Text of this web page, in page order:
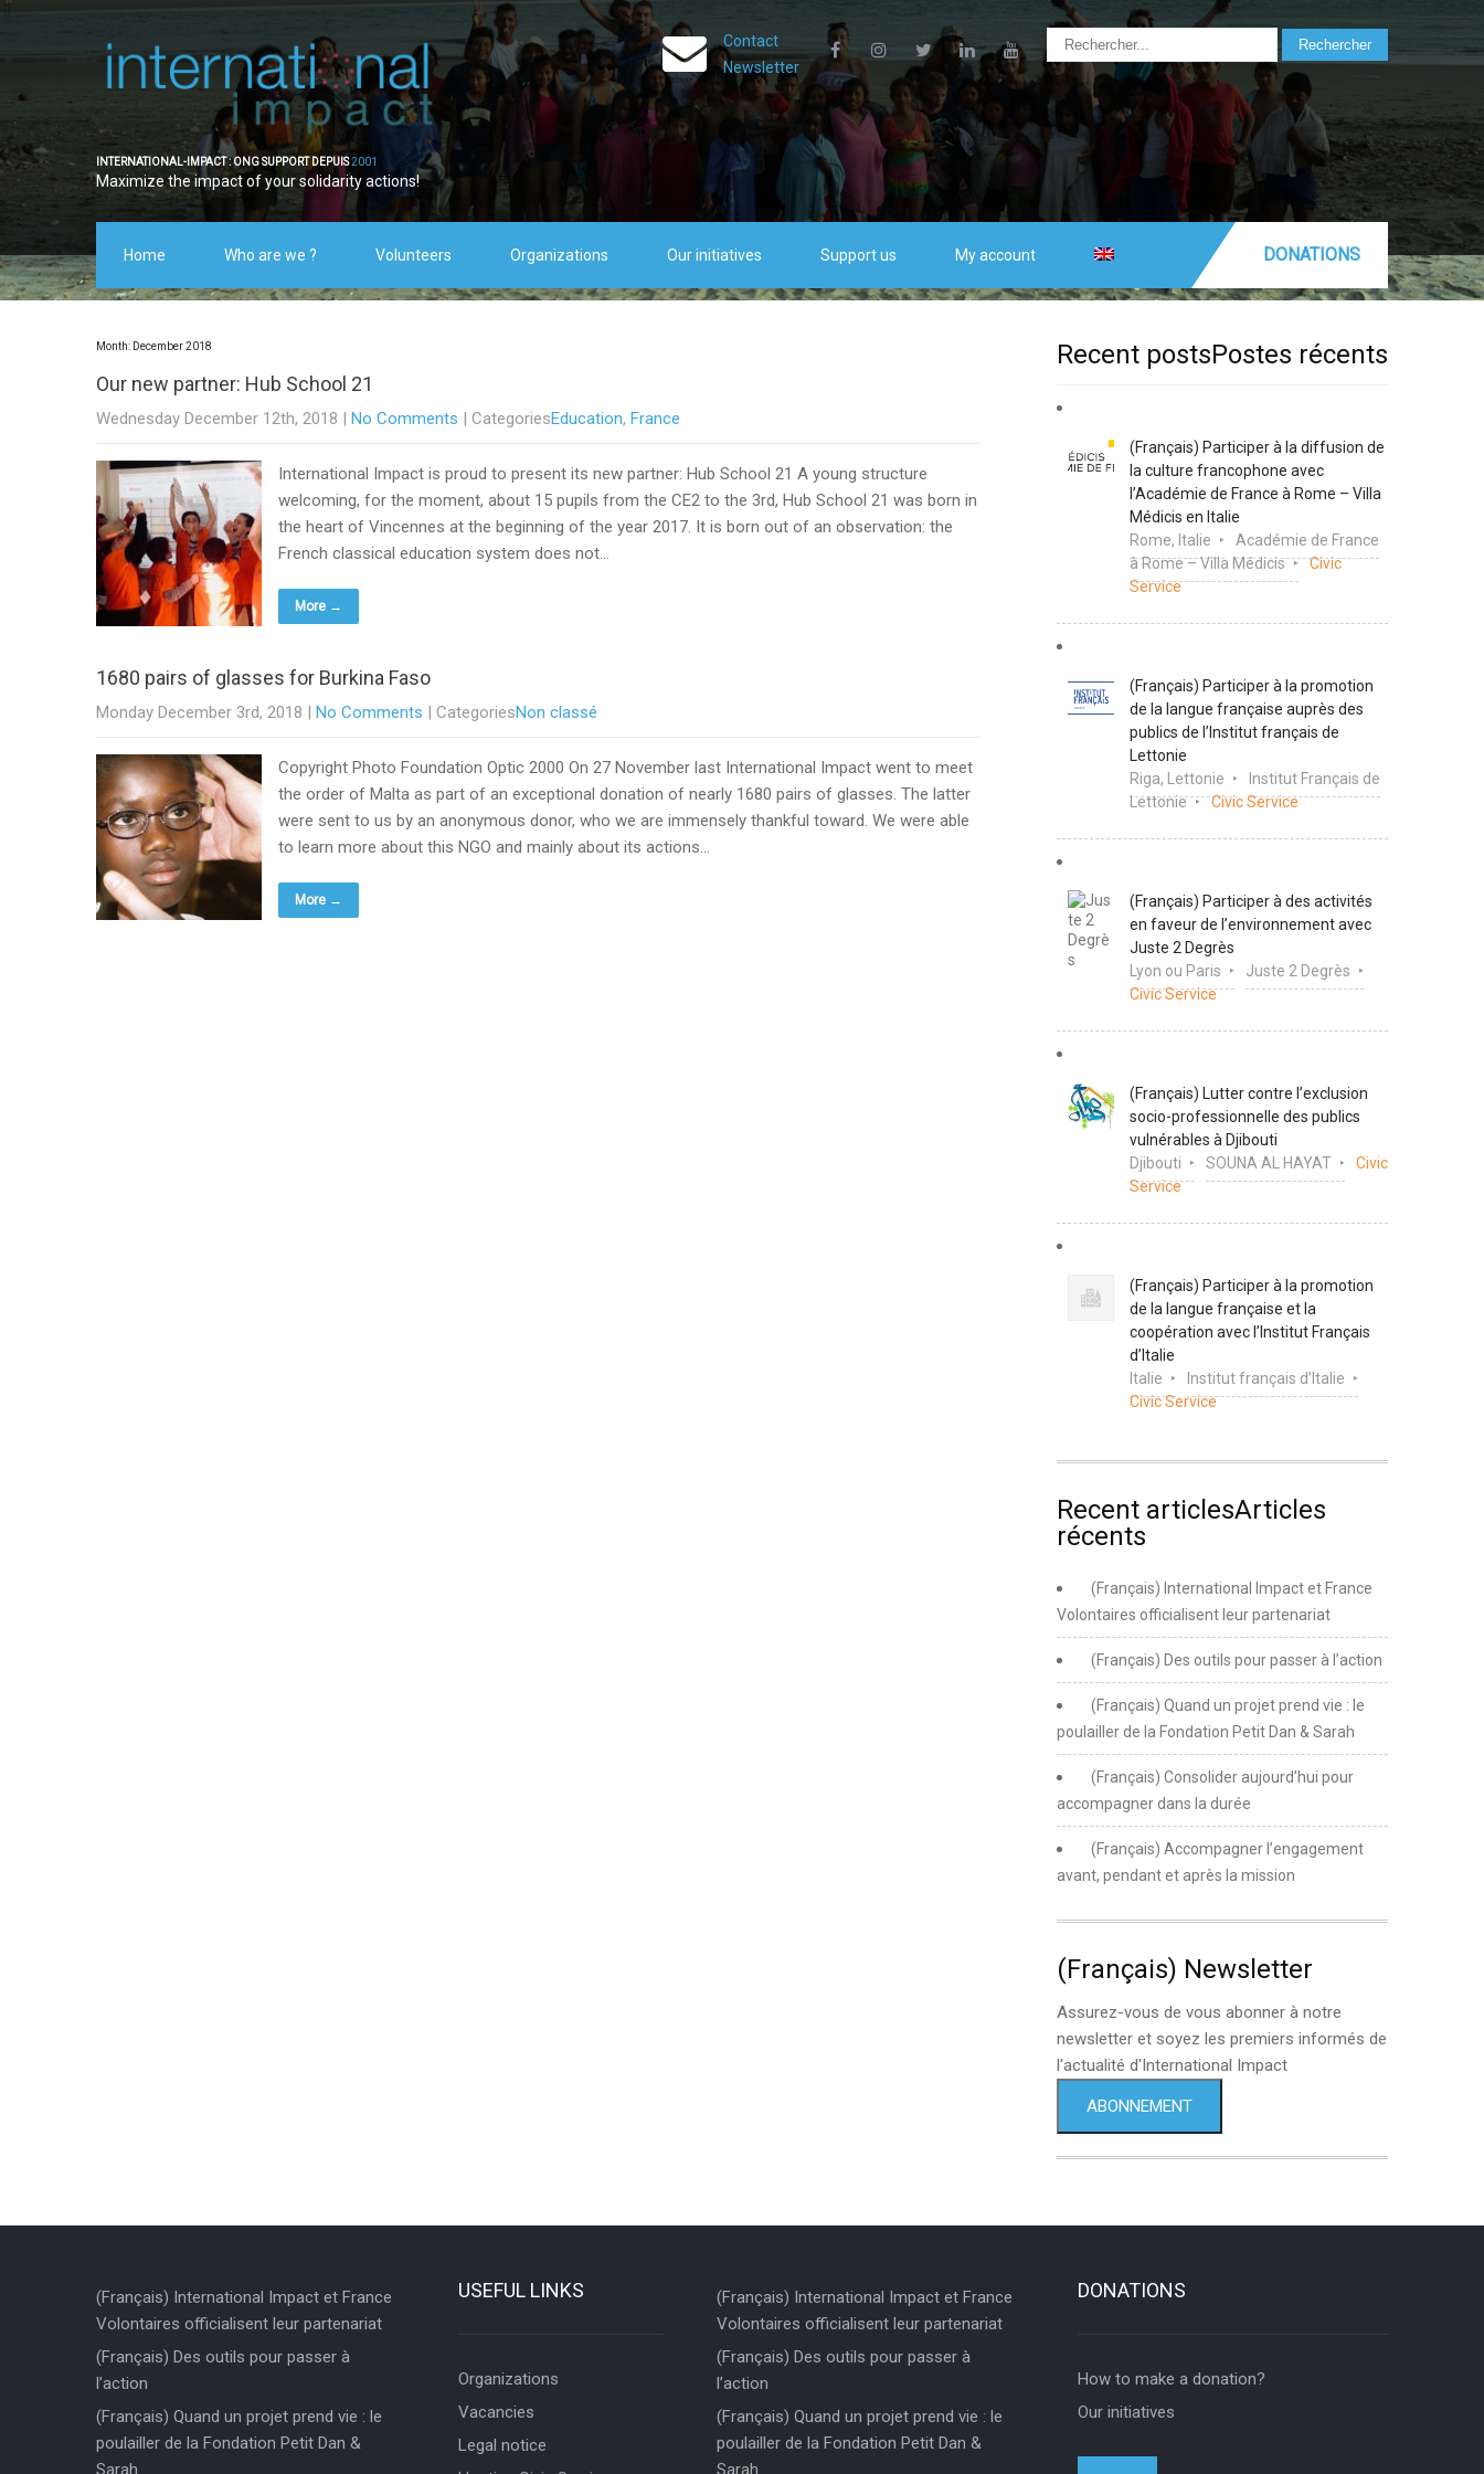
INTERNATIONAL-IMPACT : ONG SUPPORT DEPUIS2001
Maximize the impact of your solidarity actions!
Contact
Newsletter
Home Who are we ? Volunteers Organizations Our initiatives Support us My account DONATIONS
Month: December 2018
Our new partner: Hub School 21
Wednesday December 12th, 2018 | No Comments | CategoriesEducation, France
International Impact is proud to present its new partner: Hub School 21 A young structure
welcoming, for the moment, about 15 pupils from the CE2 to the 3rd, Hub School 21 was born in
the heart of Vincennes at the beginning of the year 2017. It is born out of an observation: the
French classical education system does not…
More →
1680 pairs of glasses for Burkina Faso
Monday December 3rd, 2018 | No Comments | CategoriesNon classé
Copyright Photo Foundation Optic 2000 On 27 November last International Impact went to meet
the order of Malta as part of an exceptional donation of nearly 1680 pairs of glasses. The latter
were sent to us by an anonymous donor, who we are immensely thankful toward. We were able
to learn more about this NGO and mainly about its actions…
More →
Recent postsPostes récents
(Français) Participer à la diffusion de
la culture francophone avec
l’Académie de France à Rome – Villa
Médicis en Italie
Rome, Italie
Académie de France
à Rome – Villa Médicis
Civic
Service
(Français) Participer à la promotion
de la langue française auprès des
publics de l’Institut français de
Lettonie
Riga, Lettonie
Institut Français de
Lettonie
Civic Service
(Français) Participer à des activités
en faveur de l’environnement avec
Juste 2 Degrès
Lyon ou Paris
Juste 2 Degrès
Civic Service
(Français) Lutter contre l’exclusion
socio-professionnelle des publics
vulnérables à Djibouti
Djibouti
SOUNA AL HAYAT
Civic
Service
(Français) Participer à la promotion
de la langue française et la
coopération avec l’Institut Français
d’Italie
Italie
Institut français d'Italie
Civic Service
Recent articlesArticles
récents
(Français) International Impact et France
Volontaires officialisent leur partenariat
(Français) Des outils pour passer à l’action
(Français) Quand un projet prend vie : le
poulailler de la Fondation Petit Dan & Sarah
(Français) Consolider aujourd’hui pour
accompagner dans la durée
(Français) Accompagner l’engagement
avant, pendant et après la mission
(Français) Newsletter
Assurez-vous de vous abonner à notre
newsletter et soyez les premiers informés de
l'actualité d'International Impact
ABONNEMENT
(Français) International Impact et France
Volontaires officialisent leur partenariat
(Français) Des outils pour passer à
l’action
(Français) Quand un projet prend vie : le
poulailler de la Fondation Petit Dan &
Sarah
USEFUL LINKS
Organizations
Vacancies
Legal notice
(Français) International Impact et France
Volontaires officialisent leur partenariat
(Français) Des outils pour passer à
l’action
(Français) Quand un projet prend vie : le
poulailler de la Fondation Petit Dan &
Sarah
DONATIONS
How to make a donation?
Our initiatives